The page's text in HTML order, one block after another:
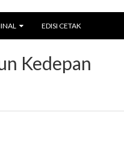
EDISI CETAK
Kedepan